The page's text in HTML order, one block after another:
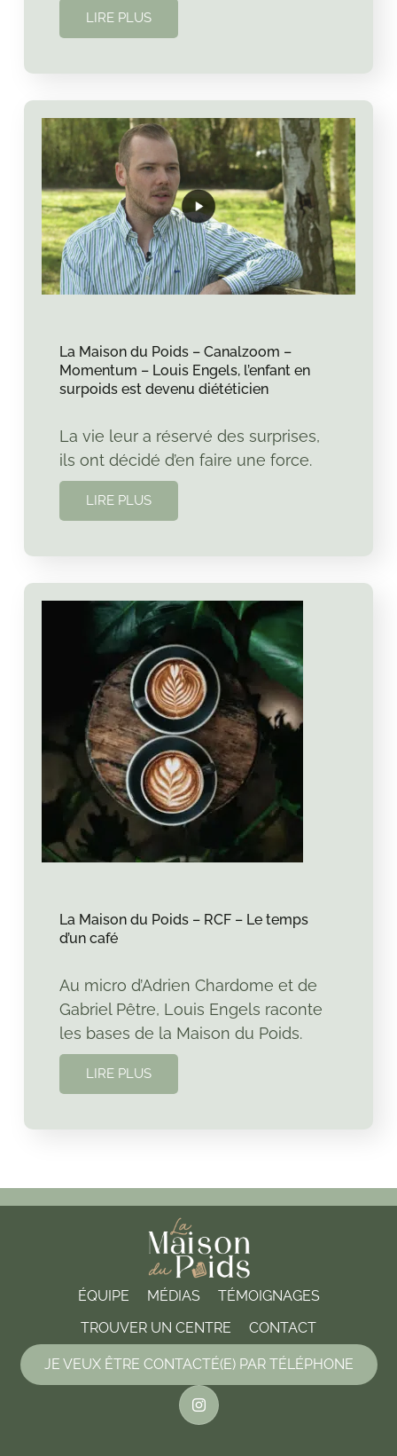
LIRE PLUS
La Maison du Poids – Canalzoom –
Momentum – Louis Engels, l’enfant en
surpoids est devenu diététicien
La vie leur a réservé des surprises,
ils ont décidé d’en faire une force.
LIRE PLUS
La Maison du Poids – RCF – Le temps
d’un café
Au micro d’Adrien Chardome et de
Gabriel Pêtre, Louis Engels raconte
les bases de la Maison du Poids.
LIRE PLUS
ÉQUIPE MÉDIAS
TÉMOIGNAGES
TROUVER UN CENTRE
CONTACT
JE VEUX ÊTRE CONTACTÉ(E) PAR TÉLÉPHONE